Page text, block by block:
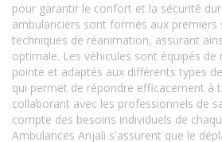
pour garantir le confort et la sécurité
ambulanciers sont formés aux premiers
techniques de réanimation, assurant
optimale. Les véhicules sont équipés de
pointe et adaptés aux différents types
qui permet de répondre efficacement à
collaborant avec les professionnels de
compte des besoins individuels de
Ambulances Anjali s'assurent que le